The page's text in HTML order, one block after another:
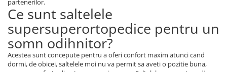
partenerilor.
Ce sunt saltelele
supersuperortopedice pentru un
somn odihnitor?
Acestea sunt concepute pentru a oferi confort maxim atunci cand
dormi, de obicei, saltelele moi nu va permit sa aveti o pozitie buna,